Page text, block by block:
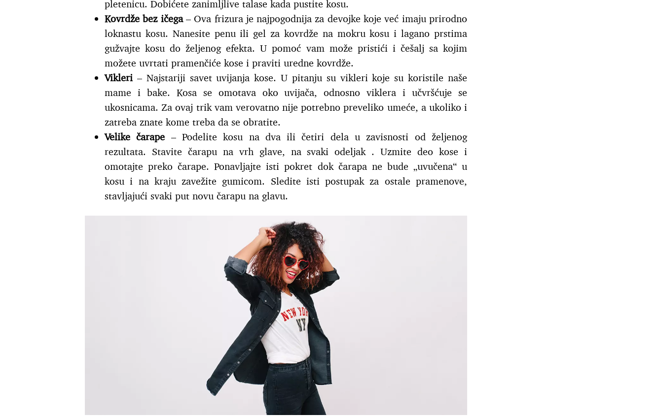
pletenicu. Dobićete zanimljlive talase kada pustite kosu.
Kovrdže bez ičega– Ova frizura je najpogodnija za devojke koje već imaju prirodno
loknastu kosu. Nanesite penu ili gel za kovrdže na mokru kosu i lagano prstima
gužvajte kosu do željenog efekta. U pomoć vam može pristići i češalj sa kojim
možete uvrtati pramenčiće kose i praviti uredne kovrdže.
Vikleri – Najstariji savet uvijanja kose. U pitanju su vikleri koje su koristile naše
mame i bake. Kosa se omotava oko uvijača, odnosno viklera i učvršćuje se
ukosnicama. Za ovaj trik vam verovatno nije potrebno preveliko umeće, a ukoliko i
zatreba znate kome treba da se obratite.
Velike čarape – Podelite kosu na dva ili četiri dela u zavisnosti od željenog
rezultata. Stavite čarapu na vrh glave, na svaki odeljak . Uzmite deo kose i
omotajte preko čarape. Ponavljajte isti pokret dok čarapa ne bude „uvučena“ u
kosu i na kraju zavežite gumicom. Sledite isti postupak za ostale pramenove,
stavljajući svaki put novu čarapu na glavu.